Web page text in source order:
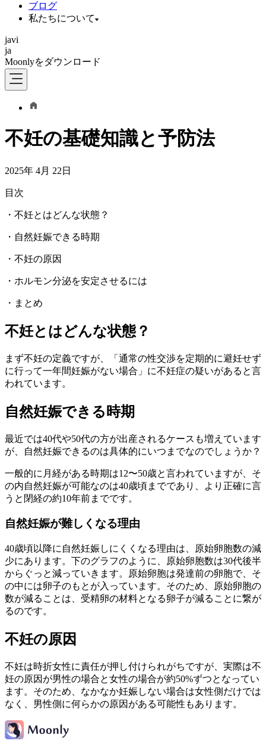
ブログ
私たちについて
javi
ja
Moonlyをダウンロード
不妊の基礎知識と予防法
2025年 4月 22日
目次
・不妊とはどんな状態？
・自然妊娠できる時期
・不妊の原因
・ホルモン分泌を安定させるには
・まとめ
不妊とはどんな状態？
まず不妊の定義ですが、「通常の性交渉を定期的に避妊せず
に行って一年間妊娠がない場合」に不妊症の疑いがあると言
われています。
自然妊娠できる時期
最近では40代や50代の方が出産されるケースも増えています
が、自然妊娠できるのは具体的にいつまでなのでしょうか？
一般的に月経がある時期は12〜50歳と言われていますが、そ
の内自然妊娠が可能なのは40歳頃までであり、より正確に言
うと閉経の約10年前までです。
自然妊娠が難しくなる理由
40歳頃以降に自然妊娠しにくくなる理由は、原始卵胞数の減
少にあります。下のグラフのように、原始卵胞数は30代後半
からぐっと減っていきます。原始卵胞は発達前の卵胞で、そ
の中には卵子のもとが入っています。そのため、原始卵胞の
数が減ることは、受精卵の材料となる卵子が減ることに繋が
るのです。
不妊の原因
不妊は時折女性に責任が押し付けられがちですが、実際は不
妊の原因が男性の場合と女性の場合が約50%ずつとなってい
ます。そのため、なかなか妊娠しない場合は女性側だけでは
なく、男性側に何らかの原因がある可能性もあります。